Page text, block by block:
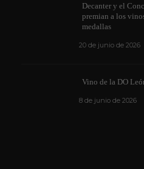
Decanter y el
premian a los
medallas
20 de junio de 2026
Vino de la DO
8 de junio de 2026